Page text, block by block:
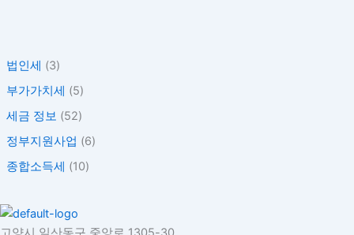
법인세 (3)
부가가치세 (5)
세금 정보 (52)
정부지원사업 (6)
종합소득세 (10)